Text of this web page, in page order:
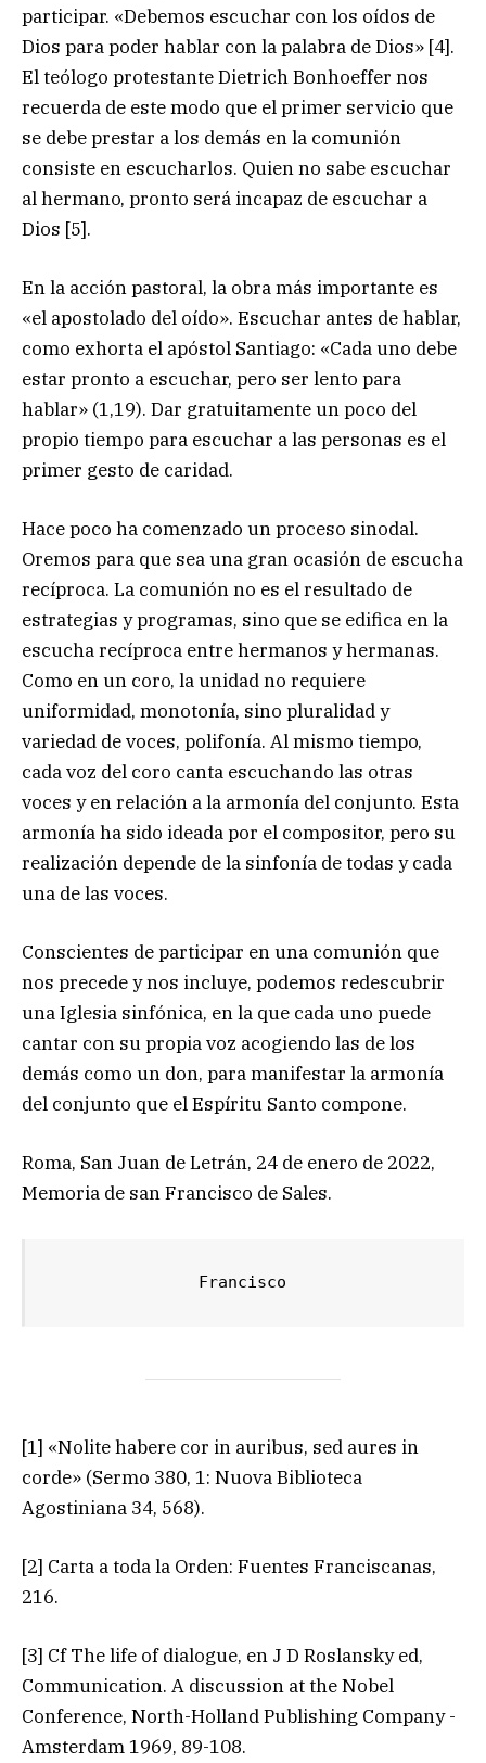
participar. «Debemos escuchar con los oídos de
Dios para poder hablar con la palabra de Dios» [4].
El teólogo protestante Dietrich Bonhoeffer nos
recuerda de este modo que el primer servicio que
se debe prestar a los demás en la comunión
consiste en escucharlos. Quien no sabe escuchar
al hermano, pronto será incapaz de escuchar a
Dios [5].
En la acción pastoral, la obra más importante es
«el apostolado del oído». Escuchar antes de hablar,
como exhorta el apóstol Santiago: «Cada uno debe
estar pronto a escuchar, pero ser lento para
hablar» (1,19). Dar gratuitamente un poco del
propio tiempo para escuchar a las personas es el
primer gesto de caridad.
Hace poco ha comenzado un proceso sinodal.
Oremos para que sea una gran ocasión de escucha
recíproca. La comunión no es el resultado de
estrategias y programas, sino que se edifica en la
escucha recíproca entre hermanos y hermanas.
Como en un coro, la unidad no requiere
uniformidad, monotonía, sino pluralidad y
variedad de voces, polifonía. Al mismo tiempo,
cada voz del coro canta escuchando las otras
voces y en relación a la armonía del conjunto. Esta
armonía ha sido ideada por el compositor, pero su
realización depende de la sinfonía de todas y cada
una de las voces.
Conscientes de participar en una comunión que
nos precede y nos incluye, podemos redescubrir
una Iglesia sinfónica, en la que cada uno puede
cantar con su propia voz acogiendo las de los
demás como un don, para manifestar la armonía
del conjunto que el Espíritu Santo compone.
Roma, San Juan de Letrán, 24 de enero de 2022,
Memoria de san Francisco de Sales.
               Francisco
[1] «Nolite habere cor in auribus, sed aures in
corde» (Sermo 380, 1: Nuova Biblioteca
Agostiniana 34, 568).
[2] Carta a toda la Orden: Fuentes Franciscanas,
216.
[3] Cf The life of dialogue, en J D Roslansky ed,
Communication. A discussion at the Nobel
Conference, North-Holland Publishing Company -
Amsterdam 1969, 89-108.